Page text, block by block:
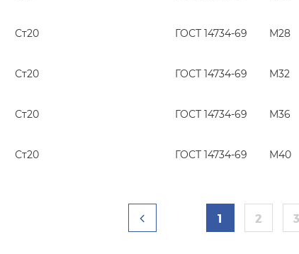
Ст20 ГОСТ 14734-69 М28
Ст20 ГОСТ 14734-69 М32
Ст20 ГОСТ 14734-69 М36
Ст20 ГОСТ 14734-69 М40
1 2 3